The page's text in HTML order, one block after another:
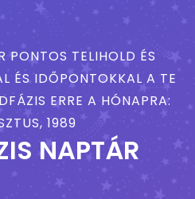
PONTOS TELIHOLD ÉS
ÉS IDŐPONTOKKAL A TE
ERRE A HÓNAPRA:
1989
NAPTÁR